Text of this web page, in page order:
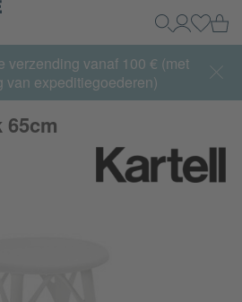
Home
Zoeken
Mijn
65% korting >> nu bestellen
verzending vanaf 100 € (met
van expeditiegoederen)